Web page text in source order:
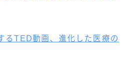
るTED動画、進化した医療の